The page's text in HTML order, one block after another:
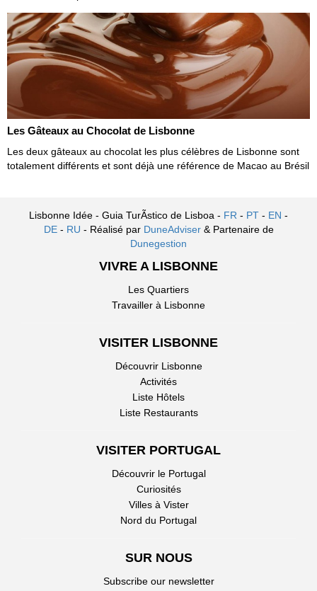
Les Gâteaux au Chocolat de Lisbonne
Les deux gâteaux au chocolat les plus célèbres de Lisbonne sont
totalement différents et sont déjà une référence de Macao au Brésil
Lisbonne Idée - Guia TurÃ­stico de Lisboa - FR - PT - EN -
DE- RU - Réalisé par DuneAdviser & Partenaire de
Dunegestion
VIVRE A LISBONNE
Les Quartiers
Travailler à Lisbonne
VISITER LISBONNE
Découvrir Lisbonne
Activités
Liste Hôtels
Liste Restaurants
VISITER PORTUGAL
Découvrir le Portugal
Curiosités
Villes à Vister
Nord du Portugal
SUR NOUS
Subscribe our newsletter